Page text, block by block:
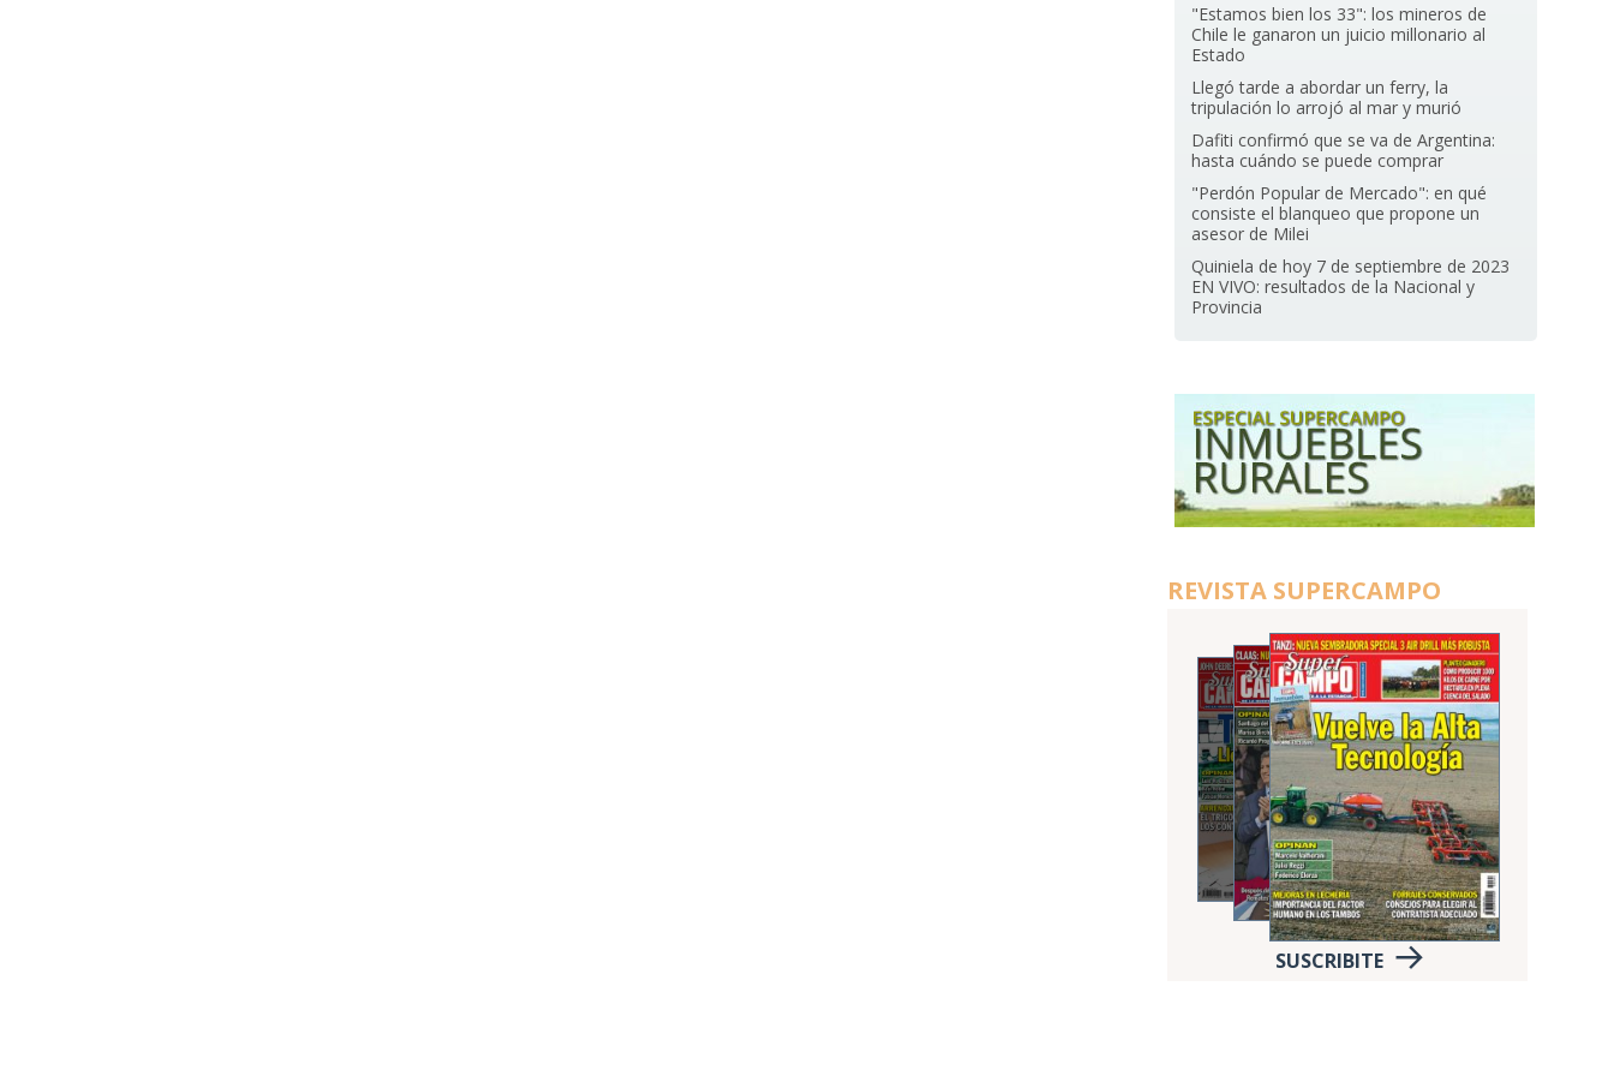
"Estamos bien los 33": los mineros de
Chile le ganaron un juicio millonario al
Estado
Llegó tarde a abordar un ferry, la
tripulación lo arrojó al mar y murió
Dafiti confirmó que se va de Argentina:
hasta cuándo se puede comprar
"Perdón Popular de Mercado": en qué
consiste el blanqueo que propone un
asesor de Milei
Quiniela de hoy 7 de septiembre de 2023
EN VIVO: resultados de la Nacional y
Provincia
REVISTA SUPERCAMPO
SUSCRIBITE